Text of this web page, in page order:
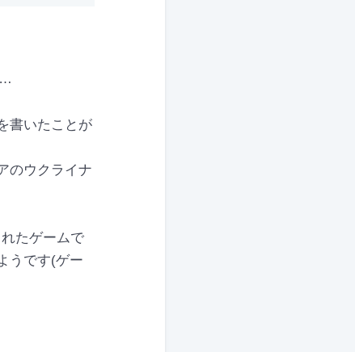
…
書いたことが
のウクライナ
たゲームで
うです(ゲー